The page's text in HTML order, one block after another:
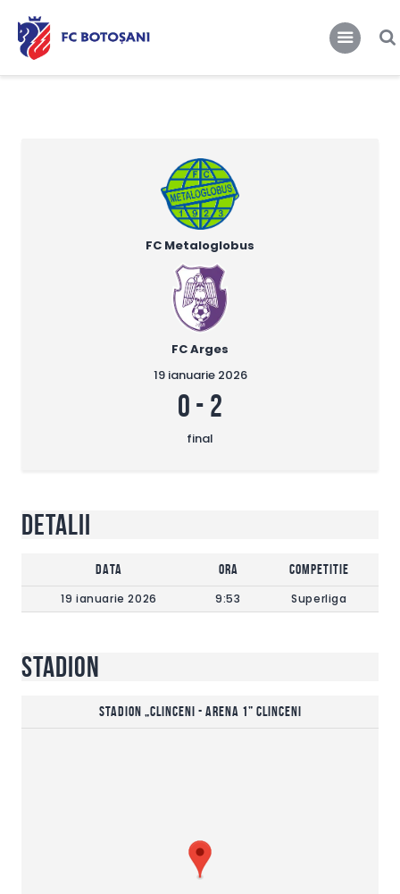
Club
Stiri
FC Metaloglobus
FC Arges
19 ianuarie 2026
0 - 2
final
Detalii
DATA Ora
Competitie
19 ianuarie 2026
9:53 Superliga
Stadion
Stadion „Clinceni - Arena 1” Clinceni